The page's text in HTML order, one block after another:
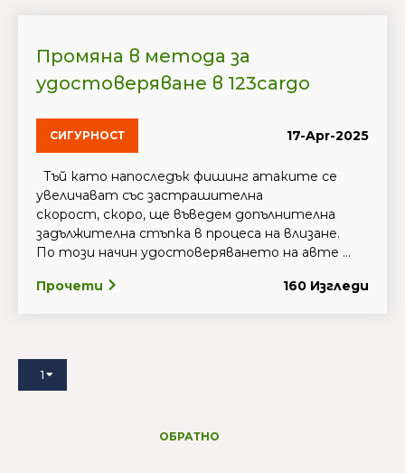
Промяна в метода за
удостоверяване в 123cargo
СИГУРНОСТ 17-Apr-2025
Тъй като напоследък фишинг атаките се
увеличават със застрашителна
скорост, скоро, ще въведем допълнителна
задължителна стъпка в процеса на влизане.
По този начин удостоверяването на авте ...
Прочети 160 Изгледи
1
ОБРАТНО